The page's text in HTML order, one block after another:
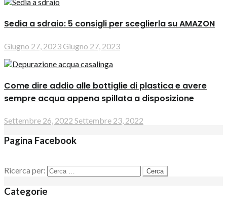
Sedia a sdraio: 5 consigli per sceglierla su AMAZON
Giugno 27, 2023Giugno 27, 2023
Come dire addio alle bottiglie di plastica e avere
sempre acqua appena spillata a disposizione
Settembre 26, 2022 Settembre 23, 2022
Pagina Facebook
Ricerca per:
Categorie